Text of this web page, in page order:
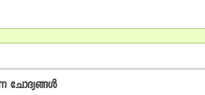
ചോദ്യങ്ങള്‍